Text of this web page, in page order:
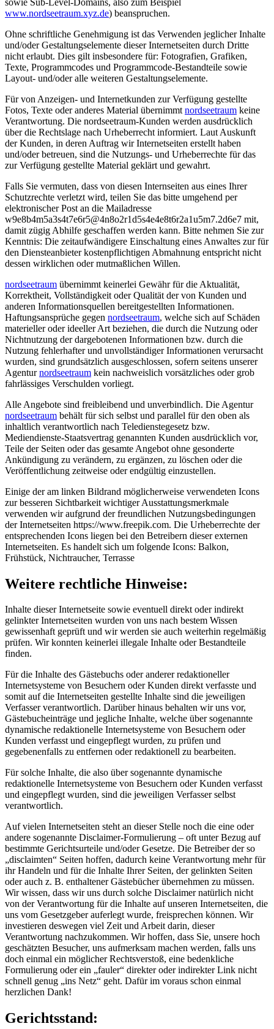
www.nordseetraum.xyz.de) beanspruchen.
Ohne schriftliche Genehmigung ist das Verwenden jeglicher Inhalte
und/oder Gestaltungselemente dieser Internetseiten durch Dritte
nicht erlaubt. Dies gilt insbesondere für: Fotografien, Grafiken,
Texte, Programmcodes und Programmcode-Bestandteile sowie
Layout- und/oder alle weiteren Gestaltungselemente.
Für von Anzeigen- und Internetkunden zur Verfügung gestellte
Fotos, Texte oder anderes Material übernimmt nordseetraum keine
Verantwortung. Die nordseetraum-Kunden werden ausdrücklich
über die Rechtslage nach Urheberrecht informiert. Laut Auskunft
der Kunden, in deren Auftrag wir Internetseiten erstellt haben
und/oder betreuen, sind die Nutzungs- und Urheberrechte für das
zur Verfügung gestellte Material geklärt und gewahrt.
Falls Sie vermuten, dass von diesen Internseiten aus eines Ihrer
Schutzrechte verletzt wird, teilen Sie das bitte umgehend per
elektronischer Post an die Mailadresse
w9e8b4m5a3s4t7e6r5@4n8o2r1d5s4e4e8t6r2a1u5m7.2d6e7 mit,
damit zügig Abhilfe geschaffen werden kann. Bitte nehmen Sie zur
Kenntnis: Die zeitaufwändigere Einschaltung eines Anwaltes zur für
den Diensteanbieter kostenpflichtigen Abmahnung entspricht nicht
dessen wirklichen oder mutmaßlichen Willen.
nordseetraum übernimmt keinerlei Gewähr für die Aktualität,
Korrektheit, Vollständigkeit oder Qualität der von Kunden und
anderen Informationsquellen bereitgestellten Informationen.
Haftungsansprüche gegen nordseetraum, welche sich auf Schäden
materieller oder ideeller Art beziehen, die durch die Nutzung oder
Nichtnutzung der dargebotenen Informationen bzw. durch die
Nutzung fehlerhafter und unvollständiger Informationen verursacht
wurden, sind grundsätzlich ausgeschlossen, sofern seitens unserer
Agenturnordseetraum kein nachweislich vorsätzliches oder grob
fahrlässiges Verschulden vorliegt.
Alle Angebote sind freibleibend und unverbindlich. Die Agentur
nordseetraum behält für sich selbst und parallel für den oben als
inhaltlich verantwortlich nach Teledienstegesetz bzw.
Mediendienste-Staatsvertrag genannten Kunden ausdrücklich vor,
Teile der Seiten oder das gesamte Angebot ohne gesonderte
Ankündigung zu verändern, zu ergänzen, zu löschen oder die
Veröffentlichung zeitweise oder endgültig einzustellen.
Einige der am linken Bildrand möglicherweise verwendeten Icons
zur besseren Sichtbarkeit wichtiger Ausstattungsmerkmale
verwenden wir aufgrund der freundlichen Nutzungsbedingungen
der Internetseiten https://www.freepik.com. Die Urheberrechte der
entsprechenden Icons liegen bei den Betreibern dieser externen
Internetseiten. Es handelt sich um folgende Icons: Balkon,
Frühstück, Nichtraucher, Terrasse
Weitere rechtliche Hinweise:
Inhalte dieser Internetseite sowie eventuell direkt oder indirekt
gelinkter Internetseiten wurden von uns nach bestem Wissen
gewissenhaft geprüft und wir werden sie auch weiterhin regelmäßig
prüfen. Wir konnten keinerlei illegale Inhalte oder Bestandteile
finden.
Für die Inhalte des Gästebuchs oder anderer redaktioneller
Internetsysteme von Besuchern oder Kunden direkt verfasste und
somit auf die Internetseiten gestellte Inhalte sind die jeweiligen
Verfasser verantwortlich. Darüber hinaus behalten wir uns vor,
Gästebucheinträge und jegliche Inhalte, welche über sogenannte
dynamische redaktionelle Internetsysteme von Besuchern oder
Kunden verfasst und eingepflegt wurden, zu prüfen und
gegebenenfalls zu entfernen oder redaktionell zu bearbeiten.
Für solche Inhalte, die also über sogenannte dynamische
redaktionelle Internetsysteme von Besuchern oder Kunden verfasst
und eingepflegt wurden, sind die jeweiligen Verfasser selbst
verantwortlich.
Auf vielen Internetseiten steht an dieser Stelle noch die eine oder
andere sogenannte Disclaimer-Formulierung – oft unter Bezug auf
bestimmte Gerichtsurteile und/oder Gesetze. Die Betreiber der so
„disclaimten“ Seiten hoffen, dadurch keine Verantwortung mehr für
ihr Handeln und für die Inhalte Ihrer Seiten, der gelinkten Seiten
oder auch z. B. enthaltener Gästebücher übernehmen zu müssen.
Wir wissen, dass wir uns durch solche Disclaimer natürlich nicht
von der Verantwortung für die Inhalte auf unseren Internetseiten, die
uns vom Gesetzgeber auferlegt wurde, freisprechen können. Wir
investieren deswegen viel Zeit und Arbeit darin, dieser
Verantwortung nachzukommen. Wir hoffen, dass Sie, unsere hoch
geschätzten Besucher, uns aufmerksam machen werden, falls uns
doch einmal ein möglicher Rechtsverstoß, eine bedenkliche
Formulierung oder ein „fauler“ direkter oder indirekter Link nicht
schnell genug „ins Netz“ geht. Dafür im voraus schon einmal
herzlichen Dank!
Gerichtsstand: